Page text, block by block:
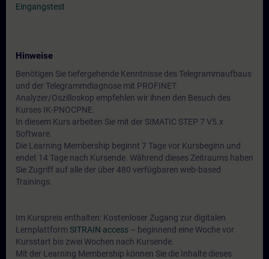
Eingangstest
Hinweise
Benötigen Sie tiefergehende Kenntnisse des Telegrammaufbaus
und der Telegrammdiagnose mit PROFINET
Analyzer/Oszilloskop empfehlen wir ihnen den Besuch des
Kurses IK-PNOCPNE.
In diesem Kurs arbeiten Sie mit der SIMATIC STEP 7 V5.x
Software.
Die Learning Membership beginnt 7 Tage vor Kursbeginn und
endet 14 Tage nach Kursende. Während dieses Zeitraums haben
Sie Zugriff auf alle der über 480 verfügbaren web-based
Trainings.
Im Kurspreis enthalten: Kostenloser Zugang zur digitalen
Lernplattform SITRAIN access – beginnend eine Woche vor
Kursstart bis zwei Wochen nach Kursende.
Mit der Learning Membership können Sie die Inhalte dieses